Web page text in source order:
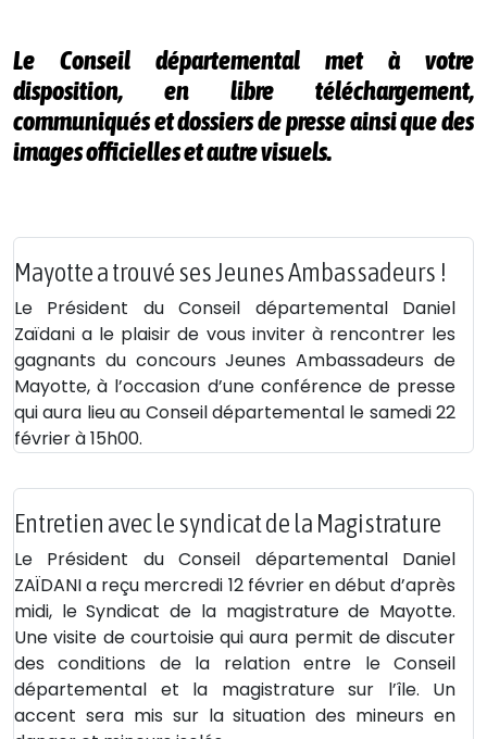
Le Conseil départemental met à votre
disposition, en libre téléchargement,
communiqués et dossiers de presse ainsi que des
images officielles et autre visuels.
Mayotte a trouvé ses Jeunes Ambassadeurs !
Le Président du Conseil départemental Daniel
Zaïdani a le plaisir de vous inviter à rencontrer les
gagnants du concours Jeunes Ambassadeurs de
Mayotte, à l’occasion d’une conférence de presse
qui aura lieu au Conseil départemental le samedi 22
février à 15h00.
Entretien avec le syndicat de la Magistrature
Le Président du Conseil départemental Daniel
ZAÏDANI a reçu mercredi 12 février en début d’après
midi, le Syndicat de la magistrature de Mayotte.
Une visite de courtoisie qui aura permit de discuter
des conditions de la relation entre le Conseil
départemental et la magistrature sur l’île. Un
accent sera mis sur la situation des mineurs en